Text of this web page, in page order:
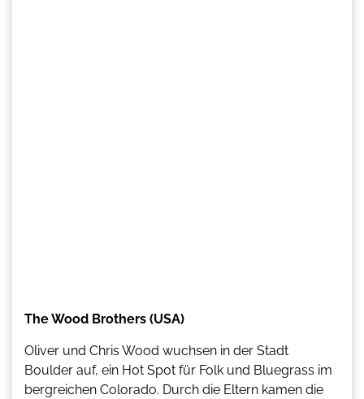
The Wood Brothers (USA)
Oliver und Chris Wood wuchsen in der Stadt
Boulder auf, ein Hot Spot für Folk und Bluegrass im
bergreichen Colorado. Durch die Eltern kamen die